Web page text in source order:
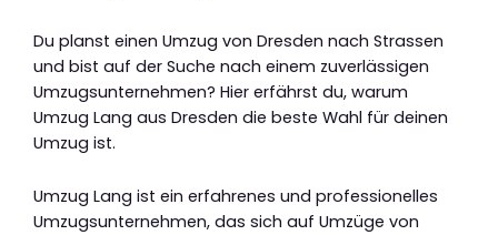
Du planst einen Umzug von Dresden nach Strassen
und bist auf der Suche nach einem zuverlässigen
Umzugsunternehmen? Hier erfährst du, warum
Umzug Lang aus Dresden die beste Wahl für deinen
Umzug ist.
Umzug Lang ist ein erfahrenes und professionelles
Umzugsunternehmen, das sich auf Umzüge von